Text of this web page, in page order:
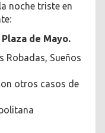
noche triste en
de Mayo.
Robadas, Sueños
otros casos de